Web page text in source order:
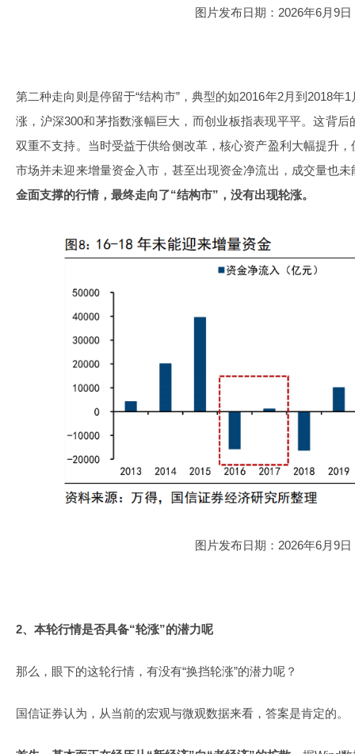
图片发布日期：2026年6月9日
第二种走向则是停留于“结构市”，典型的如2016年2月到2018年
涨，沪深300和茅指数涨幅巨大，而创业板指表现平平。这背
双重不支持。当时受益于供给侧改革，核心资产盈利大幅提升
市场并未迎来增量资金入市，甚至出现资金净流出，成交量也
金面支撑的行情，最终走向了“结构市”，没有出现轮涨。
图片发布日期：2026年6月9日
2、本轮行情是否具备“轮涨”的潜力呢
那么，眼下的这轮行情，有没有“换挡轮涨”的潜力呢？
国信证券认为，从当前的宏观与微观数据来看，答案是肯定的。